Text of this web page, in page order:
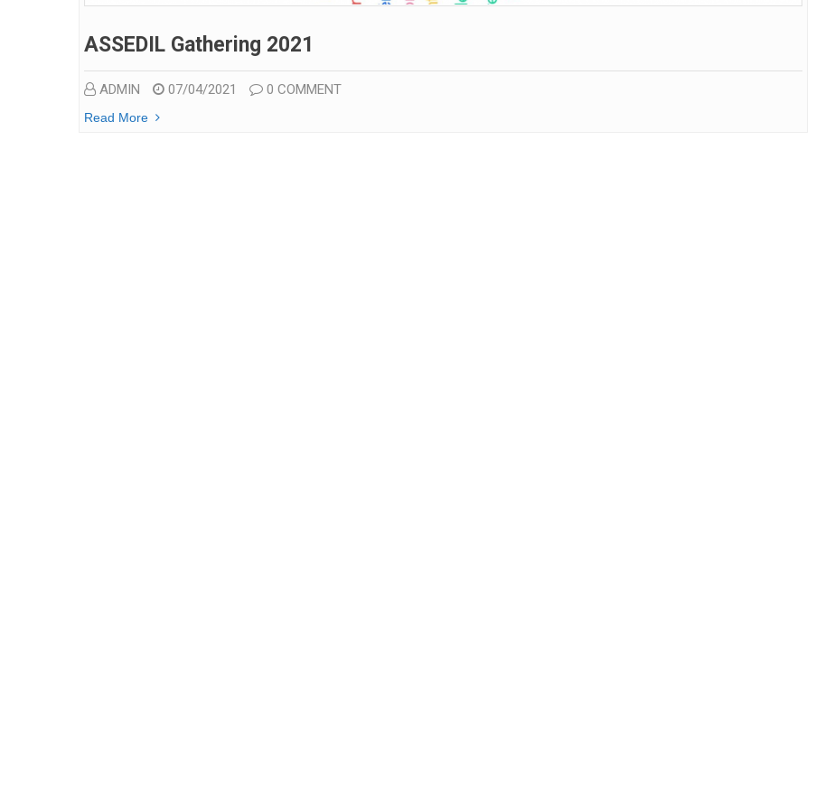
ASSEDIL Gathering 2021
ADMIN 07/04/2021 0 COMMENT
Read More